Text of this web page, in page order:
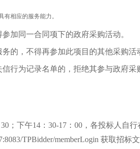
相应的服务能力。
加同一合同项下的政府采购活动。
的，不得再参加此项目的其他采购活
行为记录名单的，拒绝其参与政府采
；下午14：30-17：00，各投标人
TPBidder/memberLogin 获取招标